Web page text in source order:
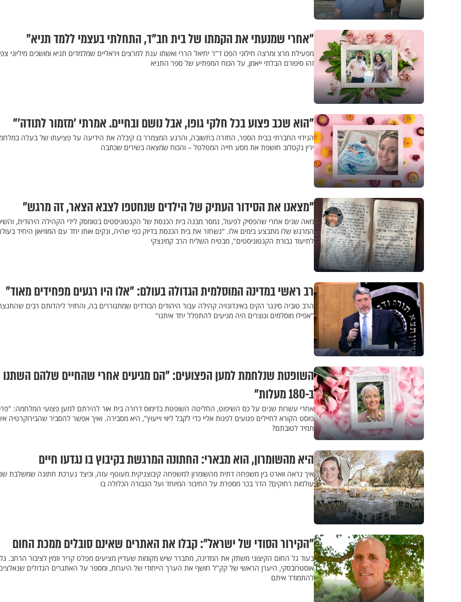
"אחרי שמנעתי את הקמתו של בית חב"ד, התחלתי בעצמי ללמד תניא"
מפעילת מרצ ומרצה חילוני הפכו ד"ר יחיאל הררי ואשתו ענת למרצים ויראליים שמלמדים תניא ומושכים מיליוני
זהו סיפורם הבלתי ייאמן, על הכוח המפתיע של ספר התניא
"הוא שכב פצוע בכל חלקי גופו, אבל נושם ובחיים. אמרתי 'מזמור לתודה'"
הנידוי החברתי בבית הספר, החזרה בתשובה, והרגע המצמרר בו קיבלה את הידיעה על פציעתו של בעלה
ירין נקטלוב חושפת את מסע חייה המטלטל – והכוח שמצאה בשירים שכתבה
"מצאנו את הסידור העתיק של הילדים שנחטפו לצבא הצאר, זה מרגש"
מאה שנים אחרי שהפסיק לפעול, נמסר מבנה בית הכנסת של הקנטוניסטים בטומסק לידי הקהילה היהודית,
המרגש שלו מתבצע בימים אלו. "נשחזר את בית הכנסת בדיוק כפי שהיה, ונקים אותו יחד עם המוזיאון היחיד
לתיעוד גבורת הקנטוניסטים", מבטיח השליח הרב קמינצקי
רב ראשי במדינה המוסלמית הגדולה בעולם: "אלו היו רגעים מפחידים מאוד"
הרב טוביה סינגר הקים באינדונזיה קהילה עבור היהודים הבודדים שמתגוררים בה, והחזיר ליהדותם רבים
"אפילו מוסלמים ונוצרים היה מגיעים להתפלל יחד איתנו"
השופטת שנלחמת למען הפצועים: "הם מגיעים אחרי שהחיים שלהם השתנו
ב-180 מעלות"
אחרי עשרות שנים על כס השיפוט, החליטה השופטת בדימוס דרורה בית אור להירתם למען פצועי המלחמה:
פוסט הקורא לחיילים פגועים לפנות אליי כדי לקבל ליווי וייעוץ", היא מסבירה. ואיך אפשר להסביר שהבירוקרטיה
תמיד לטובתם?
היא מהשומרון, הוא מבארי: החתונה המרגשת בקיבוץ בו נגדעו חיים
איך נראה ווארט בין משפחה דתית מהשומרון למשפחה קיבוצניקית מעוטף עזה, וכיצד נערכת חתונה שמשלבת
עולמות רחוקים? הדר בכר מספרת על החיבור המיוחד ועל הגבורה הכלולה בו
"הקירור הסודי של ישראל": קבלו את האתרים שאינם סובלים ממכת החום
בעוד גל החום הקיצוני משתק את המדינה, מתברר שיש מקומות שעדיין מציעים מפלט קריר וזמין לציבור הרחב.
אוסטרובסקי, היערן הראשי של קק"ל חושף את הערך הייחודי של היערות, ומספר על האתגרים הגדולים
להתמודד איתם